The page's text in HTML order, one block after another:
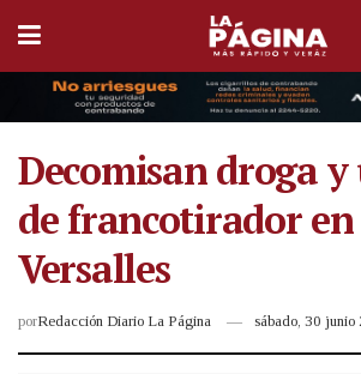
Decomisan droga
de francotirador
Versalles
porRedacción Diario La Página sábado, 30